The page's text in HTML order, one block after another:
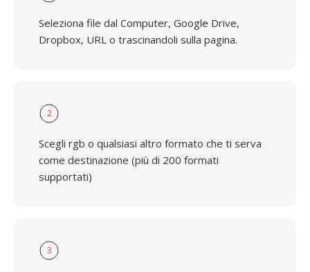
Seleziona file dal Computer, Google Drive,
Dropbox, URL o trascinandoli sulla pagina.
2
Scegli rgb o qualsiasi altro formato che ti serva
come destinazione (più di 200 formati
supportati)
3